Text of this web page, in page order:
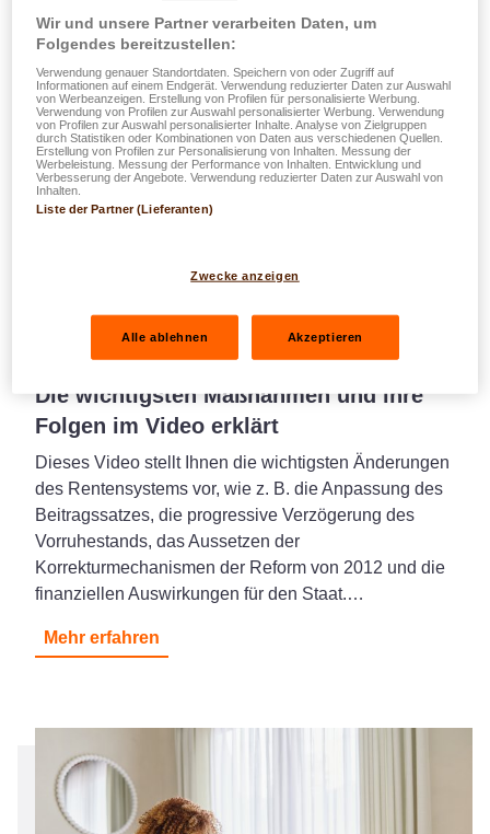
Video
Die neue Rentenreform in Luxemburg:
Die wichtigsten Maßnahmen und ihre
Folgen im Video erklärt
Dieses Video stellt Ihnen die wichtigsten Änderungen
des Rentensystems vor, wie z. B. die Anpassung des
Beitragssatzes, die progressive Verzögerung des
Vorruhestands, das Aussetzen der
Korrekturmechanismen der Reform von 2012 und die
finanziellen Auswirkungen für den Staat.…
Mehr erfahren
Wir und unsere Partner verarbeiten Daten, um
Folgendes bereitzustellen:
Verwendung genauer Standortdaten. Speichern von oder Zugriff auf
Informationen auf einem Endgerät. Verwendung reduzierter Daten zur Auswahl
von Werbeanzeigen. Erstellung von Profilen für personalisierte Werbung.
Verwendung von Profilen zur Auswahl personalisierter Werbung. Verwendung
von Profilen zur Auswahl personalisierter Inhalte. Analyse von Zielgruppen
durch Statistiken oder Kombinationen von Daten aus verschiedenen Quellen.
Erstellung von Profilen zur Personalisierung von Inhalten. Messung der
Werbeleistung. Messung der Performance von Inhalten. Entwicklung und
Verbesserung der Angebote. Verwendung reduzierter Daten zur Auswahl von
Inhalten.
Liste der Partner (Lieferanten)
Zwecke anzeigen
Alle ablehnen Akzeptieren